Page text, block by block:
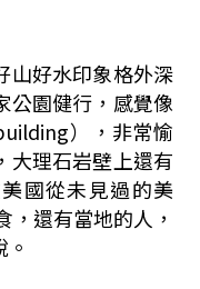
山好水印象格外深
公園健行，感覺像
），非常愉
大理石岩壁上還有
國從未見過的美
，還有當地的人，